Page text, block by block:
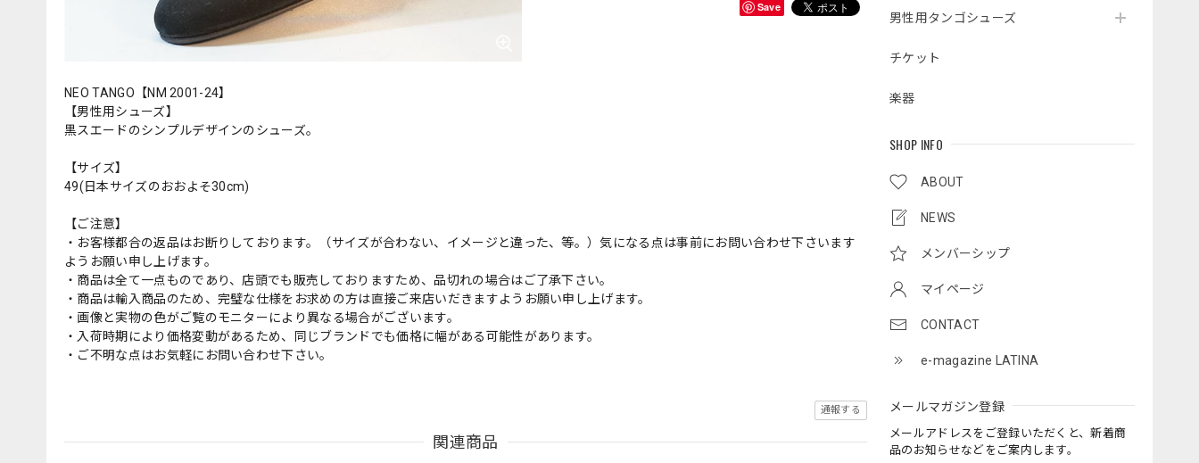
男性用タンゴシューズ
チケット
楽器
SHOP INFO
ABOUT
NEWS
メンバーシップ
マイページ
CONTACT
e-magazine LATINA
メールマガジン登録
メールアドレスをご登録いただくと、新着商
品のお知らせなどをご案内します。
Save
NEO TANGO【NM 2001-24】
【男性用シューズ】
黒スエードのシンプルデザインのシューズ。
【サイズ】
49(日本サイズのおおよそ30cm)
【ご注意】
・お客様都合の返品はお断りしております。（サイズが合わない、イメージと違った、等。）気になる点は事前にお問い合わせ下さいます
ようお願い申し上げます。
・商品は全て一点ものであり、店頭でも販売しておりますため、品切れの場合はご了承下さい。
・商品は輸入商品のため、完璧な仕様をお求めの方は直接ご来店いだきますようお願い申し上げます。
・画像と実物の色がご覧のモニターにより異なる場合がございます。
・入荷時期により価格変動があるため、同じブランドでも価格に幅がある可能性があります。
・ご不明な点はお気軽にお問い合わせ下さい。
通報する
関連商品